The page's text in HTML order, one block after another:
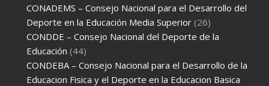
CONADEMS – Consejo Nacional para el Desarrollo del
Deporte en la Educación Media Superior (26)
CONDDE – Consejo Nacional del Deporte de la
Educación (44)
CONDEBA – Consejo Nacional para el Desarrollo de la
Educacion Fisica y el Deporte en la Educacion Basica